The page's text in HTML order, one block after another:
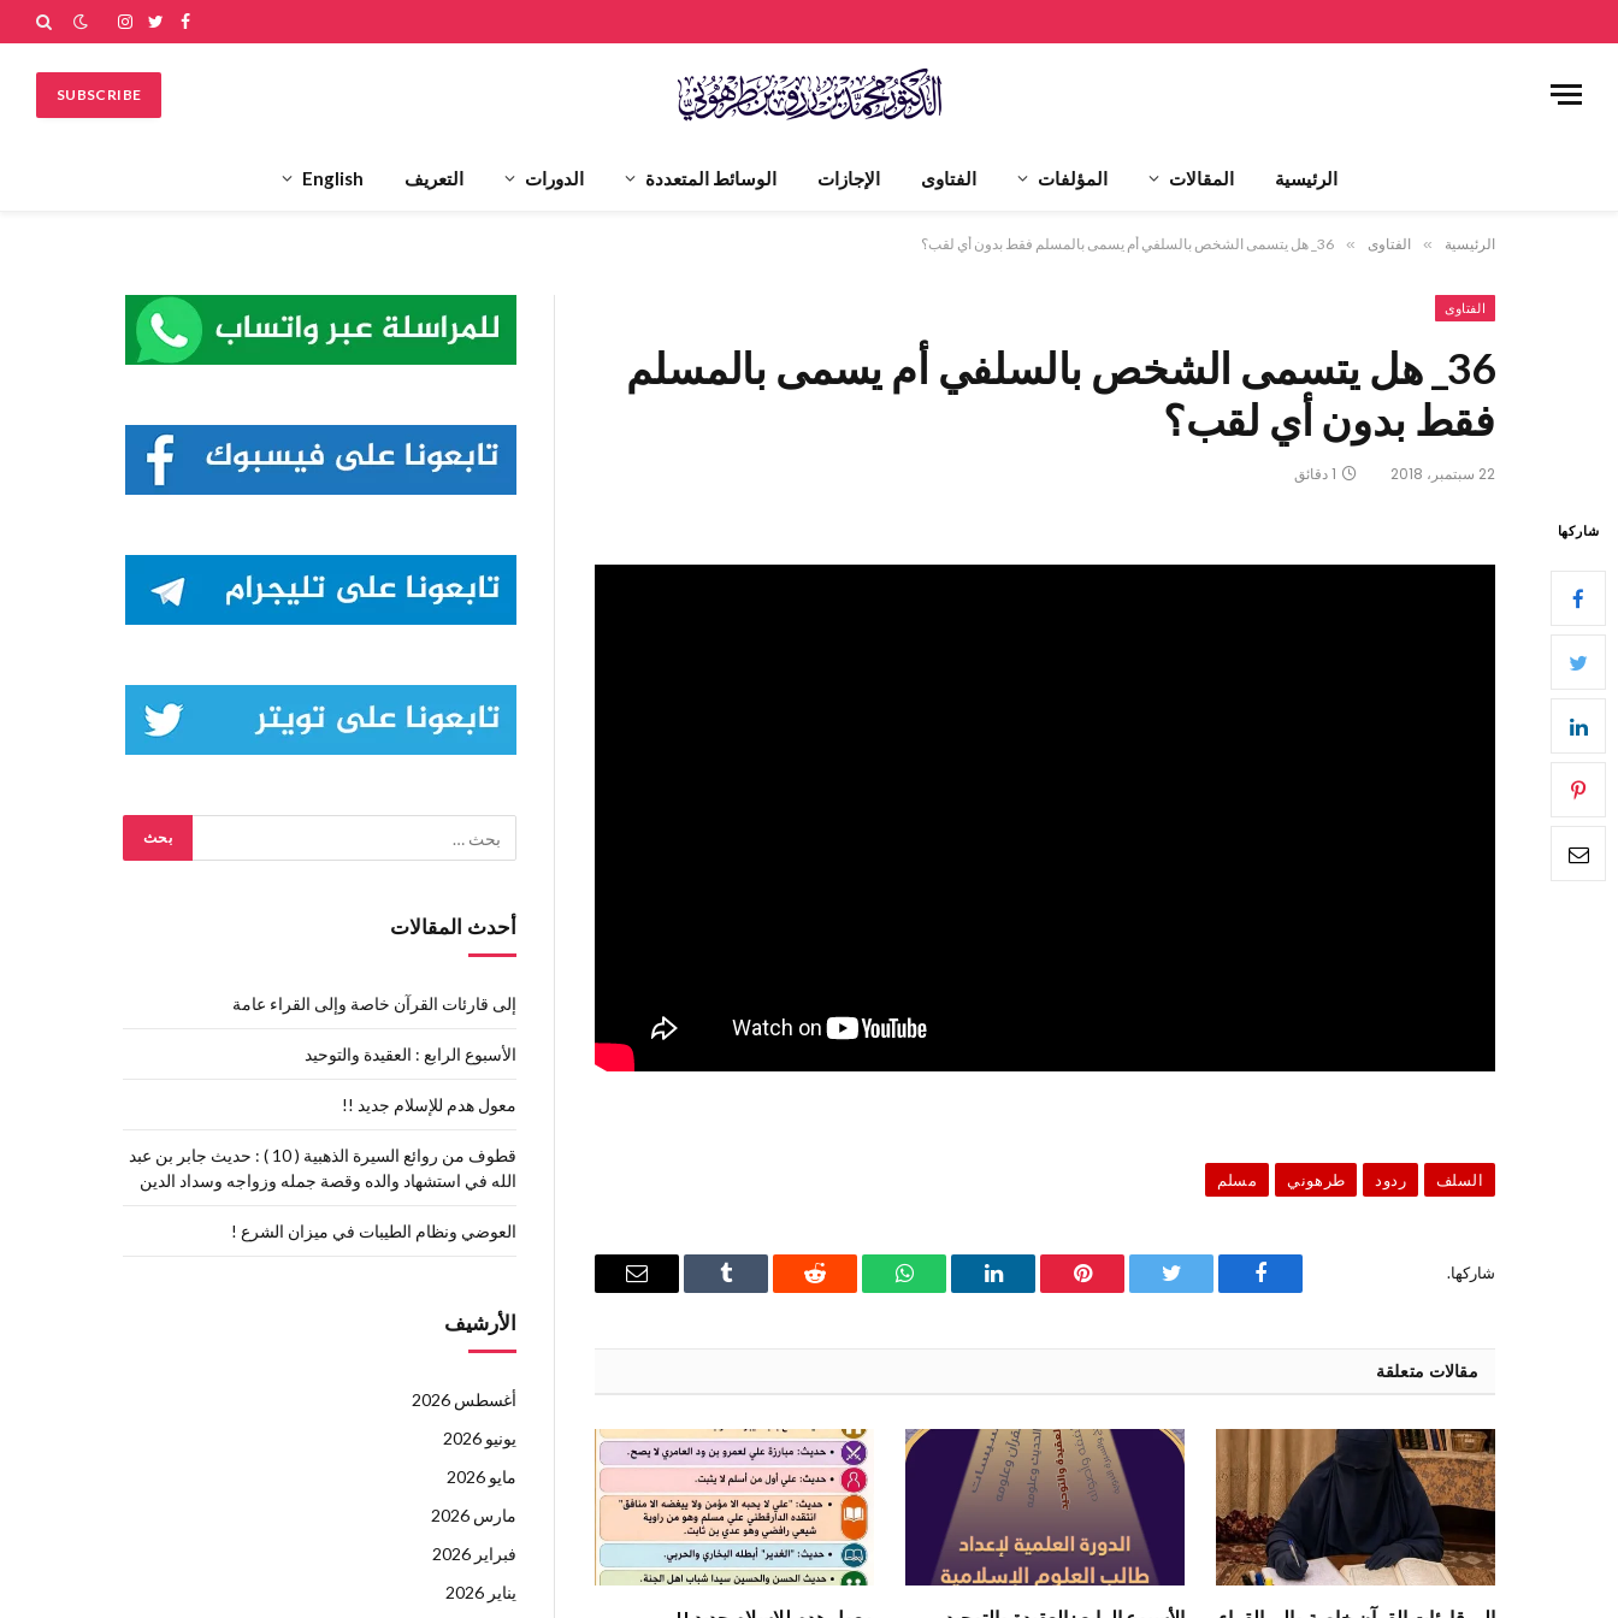
فيسبوك
تويترالانستغرام
SUBSCRIBE
الرئيسية المقالات المؤلفات الفتاوى الإجازات الوسائط المتعددة الدورات التعريف English
الرئيسية » الفتاوى » 36_ هل يتسمى الشخص بالسلفي أم يسمى بالمسلم فقط بدون أي لقب؟
الفتاوى
36_ هل يتسمى الشخص بالسلفي أم يسمى بالمسلم
فقط بدون أي لقب؟
22 سبتمبر، 2018 1 دقائق
شاركها
السلف ردود طرهوني مسلم
شاركها.
فيسبوك تويتر بينتيريستلينكدإن واتساب رديت Tumblr
البريد
مقالات متعلقة
أحدث المقالات
إلى قارئات القرآن خاصة وإلى القراء عامة
الأسبوع الرابع : العقيدة والتوحيد
معول هدم للإسلام جديد !!
قطوف من روائع السيرة الذهبية ( 10 ) : حديث جابر بن عبد
الله في استشهاد والده وقصة جمله وزواجه وسداد الدين
العوضي ونظام الطيبات في ميزان الشرع !
الأرشيف
أغسطس 2026
يونيو 2026
مايو 2026
مارس 2026
فبراير 2026
يناير 2026